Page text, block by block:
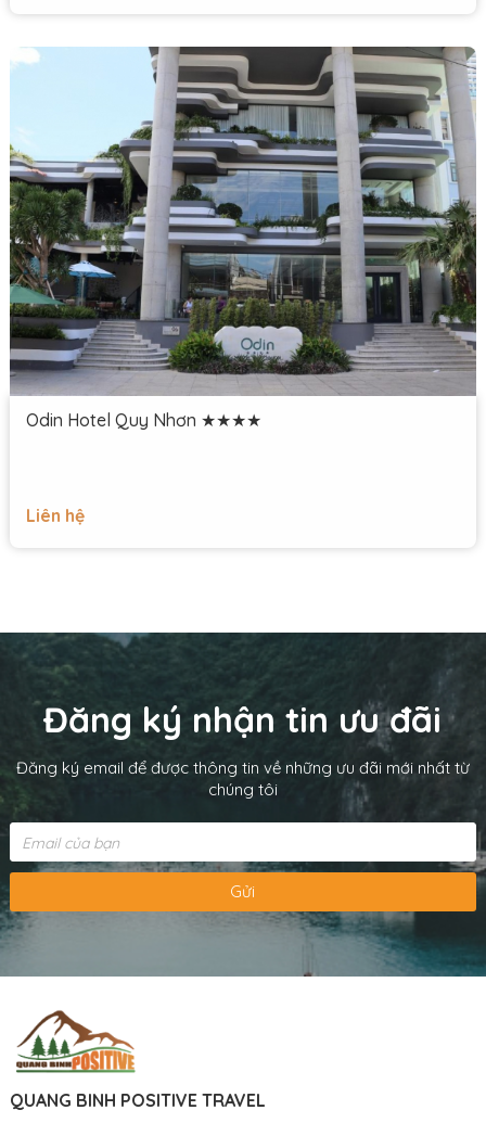
Odin Hotel Quy Nhơn ★★★★
Liên hệ
Đăng ký nhận tin ưu đãi
Đăng ký email để được thông tin về những ưu đãi mới nhất từ
chúng tôi
Gửi
QUANG BINH POSITIVE TRAVEL